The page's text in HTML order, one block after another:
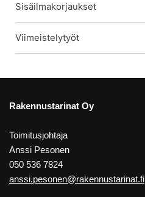
Sisäilmakorjaukset
Viimeistelytyöt
Rakennustarinat Oy
Toimitusjohtaja
Anssi Pesonen
050 536 7824
anssi.pesonen@rakennustarinat.fi